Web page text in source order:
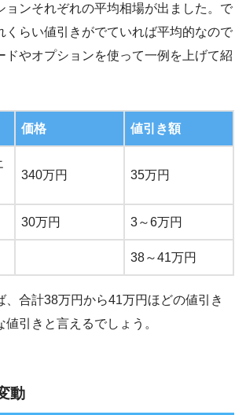
ョンそれぞれの平均相場が出ました。で
くらい値引きがでていれば平均的なので
ドやオプションを使って一例を上げて紹
価格 値引き額
340万円 35万円
30万円 3～6万円
38～41万円
、合計38万円から41万円ほどの値引き
引きと言えるでしょう。
動